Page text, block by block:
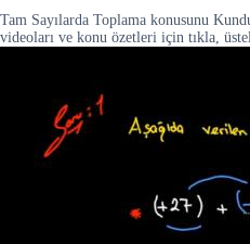
Tam Sayılarda Toplama konusunu
videoları ve konu özetleri için tıkla,